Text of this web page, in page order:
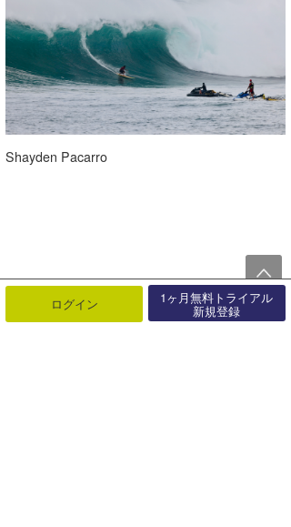
Shayden Pacarro
ログイン 1ヶ月無料トライアル
新規登録